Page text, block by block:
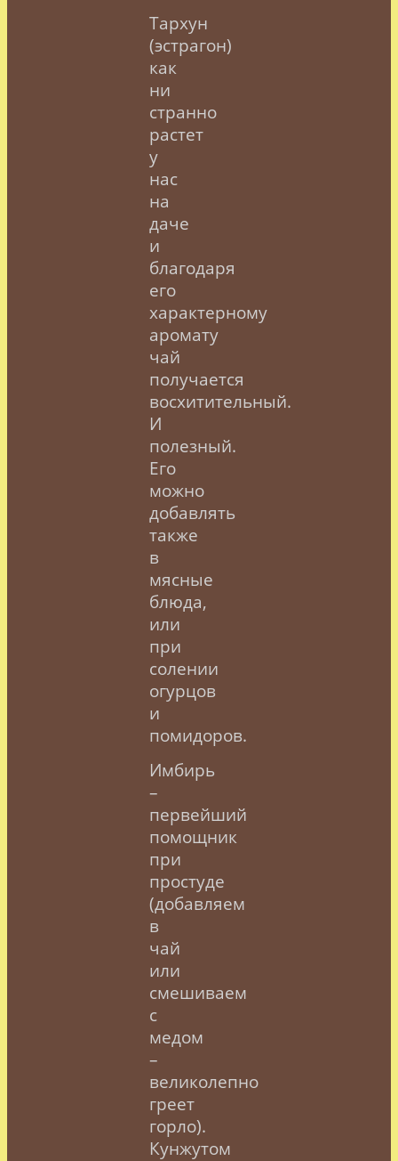
Тархун
(эстрагон)
как
ни
странно
растет
у
нас
на
даче
и
благодаря
его
характерному
аромату
чай
получается
восхитительный.
И
полезный.
Его
можно
добавлять
также
в
мясные
блюда,
или
при
солении
огурцов
и
помидоров.
Имбирь
–
первейший
помощник
при
простуде
(добавляем
в
чай
или
смешиваем
с
медом
–
великолепно
греет
горло).
Кунжутом